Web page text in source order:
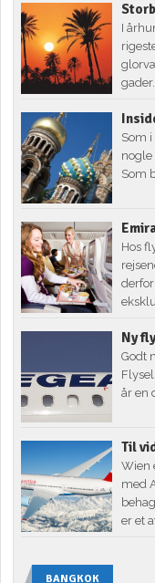
I
Som
nogle
Som
Hos
Ny
Godt
år en
Til
Wien
med
er et
BANGKOK